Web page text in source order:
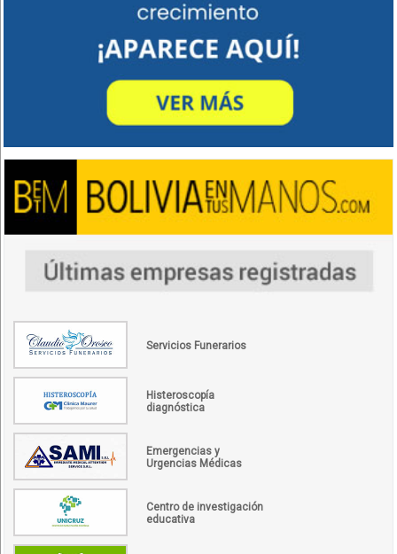
Servicios Funerarios
Histeroscopía
diagnóstica
Emergencias y
Urgencias Médicas
Centro de investigación
educativa